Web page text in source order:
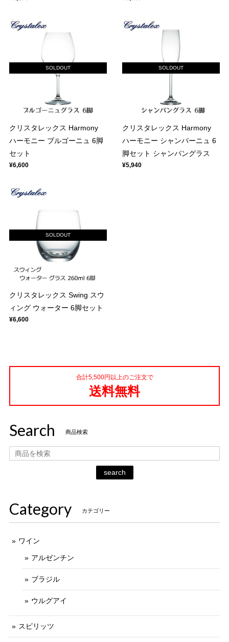
SOLDOUT
クリスタレックス Harmony
ハーモニー ブルゴーニュ 6脚
セット
¥6,600
SOLDOUT
クリスタレックス Harmony
ハーモニー シャンパーニュ 6
脚セット シャンパングラス
¥5,940
SOLDOUT
クリスタレックス Swing スウ
ィング ウォーター 6脚セット
¥6,600
合計5,500円以上のご注文で
送料無料
Search 商品検索
search
Category カテゴリー
ワイン
アルゼンチン
ブラジル
ウルグアイ
スピリッツ